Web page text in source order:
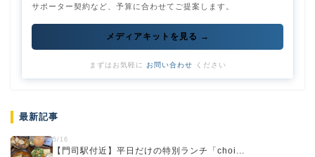
サポーター契約など、予算に合わせてご提案します。
メディアキットを見る →
まずはお気軽に お問い合わせ ください
最新記事
5/16
【門司駅付近】平日だけの特別ランチ「choi...